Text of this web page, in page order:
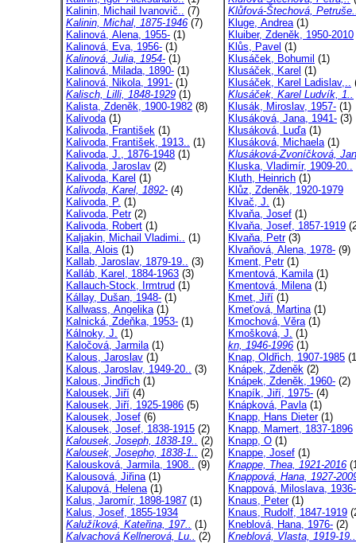
Kalinin, Michail Ivanovič.. (7)
Kalinin, Michal, 1875-1946 (7)
Kalinová, Alena, 1955- (1)
Kalinová, Eva, 1956- (1)
Kalinová, Julia, 1954- (1)
Kalinová, Milada, 1890- (1)
Kalinová, Nikola, 1991- (1)
Kalisch, Lilli, 1848-1929 (1)
Kalista, Zdeněk, 1900-1982 (8)
Kalivoda(1)
Kalivoda, František (1)
Kalivoda, František, 1913.. (1)
Kalivoda, J., 1876-1948 (1)
Kalivoda, Jaroslav (2)
Kalivoda, Karel (1)
Kalivoda, Karel, 1892- (4)
Kalivoda, P. (1)
Kalivoda, Petr(2)
Kalivoda, Robert (1)
Kaljakin, Michail Vladimi.. (1)
Kalla, Alois (1)
Kallab, Jaroslav, 1879-19.. (3)
Kalláb, Karel, 1884-1963 (3)
Kallauch-Stock, Irmtrud (1)
Kállay, Dušan, 1948- (1)
Kallwass, Angelika(1)
Kalnická, Zdeňka, 1953- (1)
Kálnoky, J. (1)
Kaločová, Jarmila(1)
Kalous, Jaroslav (1)
Kalous, Jaroslav, 1949-20.. (3)
Kalous, Jindřich (1)
Kalousek, Jiří (4)
Kalousek, Jiří, 1925-1986 (5)
Kalousek, Josef (6)
Kalousek, Josef, 1838-1915 (2)
Kalousek, Joseph, 1838-19.. (2)
Kalousek, Josepho, 1838-1.. (2)
Kalousková, Jarmila, 1908.. (9)
Kalousová, Jiřina(1)
Kalupová, Helena(1)
Kalus, Jaromír, 1898-1987 (1)
Kalus, Josef, 1855-1934
Kalužíková, Kateřina, 197.. (1)
Kalvachová Kellnerová, Lu.. (2)
Klůfová-Štechová,
Kluge, Andrea(1)
Kluiber, Zdeněk, 1950-2010
Klůs, Pavel (1)
Klusáček, Bohumil (1)
Klusáček, Karel (1)
Klusáček, Karel Ladislav,..
Klusáček, Karel Ludvík, 1..
Klusák, Miroslav, 1957- (1)
Klusáková, Jana, 1941- (3)
Klusáková, Luďa(1)
Klusáková, Michaela(1)
Klusáková-Zvoníčková,
Kluska, Vladimír, 1909-20..
Kluth, Heinrich (1)
Klůz, Zdeněk, 1920-1979
Klvač, J. (1)
Klvaňa, Josef (1)
Klvaňa, Josef, 1857-1919
Klvaňa, Petr(3)
Klvaňová, Alena, 1978- (9)
Kment, Petr(1)
Kmentová, Kamila(1)
Kmentová, Milena(1)
Kmet, Jiří (1)
Kmeťová, Martina(1)
Kmochová, Věra(1)
Kmošková, J. (1)
kn, 1946-1996 (1)
Knap, Oldřich, 1907-1985
Knápek, Zdeněk (2)
Knápek, Zdeněk, 1960- (2)
Knapík, Jiří, 1975- (4)
Knápková, Pavla(1)
Knapp, Hans Dieter(1)
Knapp, Mamert, 1837-1896
Knapp, O (1)
Knappe, Josef (1)
Knappe, Thea, 1921-2016
Knappová, Hana, 1927-
Knappová, Miloslava, 1936-
Knaus, Peter(1)
Knaus, Rudolf, 1847-1919
Kneblová, Hana, 1976- (2)
Kneblová, Vlasta, 1919-19..